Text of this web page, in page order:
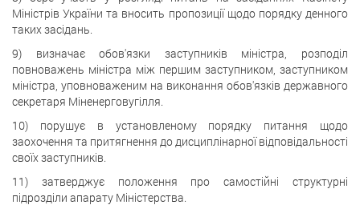
Міністрів України та вносить пропозиції щодо порядку денного
таких засідань.
9) визначає обов'язки заступників міністра, розподіл
повноважень міністра між першим заступником, заступником
міністра, уповноваженим на виконання обов'язків державного
секретаря Міненерговугілля.
10) порушує в установленому порядку питання щодо
заохочення та притягнення до дисциплінарної відповідальності
своїх заступників.
11) затверджує положення про самостійні структурні
підрозділи апарату Міністерства.